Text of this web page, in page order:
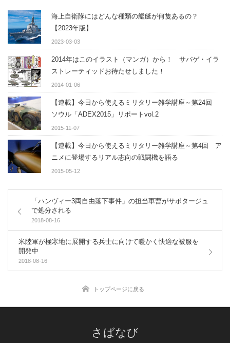
海上自衛隊にはどんな種類の艦艇が何隻あるの？
【2023年版】
2023-03-03
2014年はこのイラスト（マンガ）から！ サバゲ・イラ
ストレーティッドお待たせしました！
2014-01-06
【連載】今日から使えるミリタリー雑学講座～第24回
ソウル「ADEX2015」リポートvol.2
2015-11-07
【連載】今日から使えるミリタリー雑学講座～第4回 ア
ニメに登場するリアル志向の戦闘機を語る
2015-05-12
「ハンヴィー3両自由落下事件」の担当軍曹がサボタージュ
で処分される
2018-08-16
米陸軍が極寒地に展開する兵士に向けて暖かく快適な被服を
開発中
2018-08-16
トップページに戻る